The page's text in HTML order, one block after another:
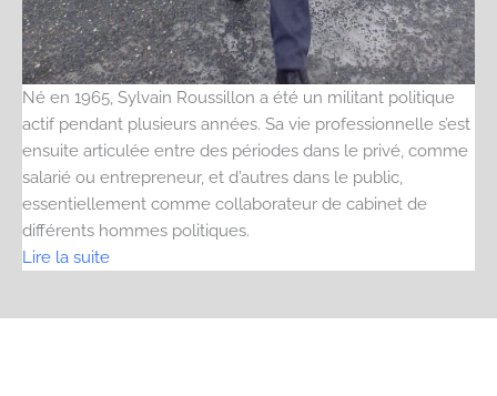
Né en 1965, Sylvain Roussillon a été un militant politique
actif pendant plusieurs années. Sa vie professionnelle s’est
ensuite articulée entre des périodes dans le privé, comme
salarié ou entrepreneur, et d’autres dans le public,
essentiellement comme collaborateur de cabinet de
différents hommes politiques.
Lire la suite